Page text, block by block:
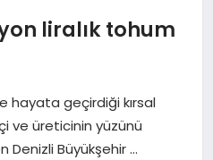
liralık tohum
hayata geçirdiği kırsal
ve üreticinin yüzünü
Büyükşehir …